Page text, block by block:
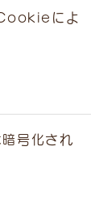
Cookieによ
号化され